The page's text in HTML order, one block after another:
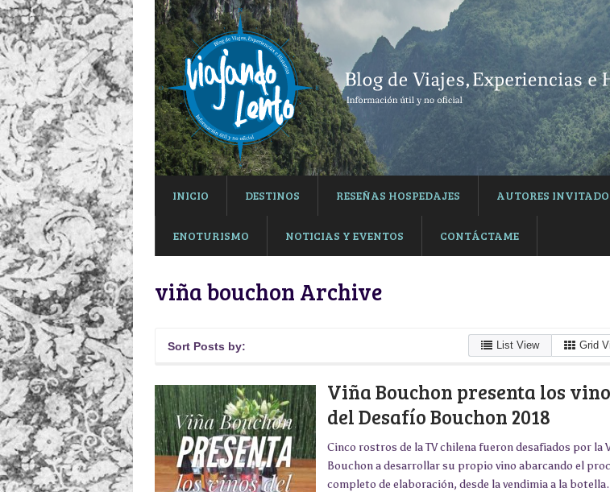
INICIO DESTINOS RESEÑAS HOSPEDAJES AUTORES
ENOTURISMO NOTICIAS Y EVENTOS CONTÁCTAME
viña bouchon Archive
Sort Posts by: List View Grid
Viña Bouchon presenta los
del Desafío Bouchon 2018
Cinco rostros de la TV chilena fueron desafiados por la
Bouchon a desarrollar su propio vino abarcando el
completo de elaboración, desde la vendimia a la